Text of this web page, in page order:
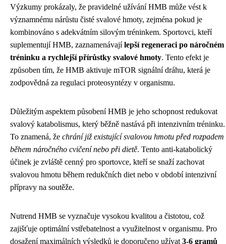
Výzkumy prokázaly, že pravidelné užívání HMB může vést k
významnému nárůstu čisté svalové hmoty, zejména pokud je
kombinováno s adekvátním silovým tréninkem. Sportovci, kteří
suplementují HMB, zaznamenávajílepší regeneraci po náročném
tréninku a rychlejší přírůstky svalové hmoty. Tento efekt je
způsoben tím, že HMB aktivuje mTOR signální dráhu, která je
zodpovědná za regulaci proteosyntézy v organismu.
Důležitým aspektem působení HMB je jeho schopnost redukovat
svalový katabolismus, který běžně nastává při intenzivním tréninku.
To znamená, že chrání již existující svalovou hmotu před rozpadem
během náročného cvičení nebo při dietě. Tento anti-katabolický
účinek je zvláště cenný pro sportovce, kteří se snaží zachovat
svalovou hmotu během redukčních diet nebo v období intenzivní
přípravy na soutěže.
Nutrend HMB se vyznačuje vysokou kvalitou a čistotou, což
zajišťuje optimální vstřebatelnost a využitelnost v organismu. Pro
dosažení maximálních výsledků je doporučeno užívat 3-6 gramů